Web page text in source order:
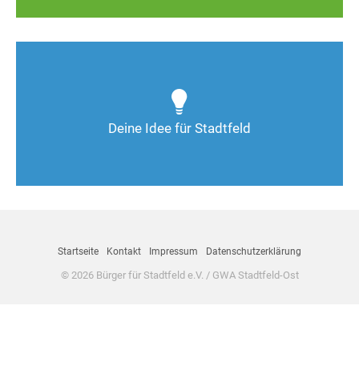
Deine Idee für Stadtfeld
Deine Ideen sind gefragt!
Startseite Kontakt Impressum Datenschutzerklärung
© 2026 Bürger für Stadtfeld e.V. / GWA Stadtfeld-Ost